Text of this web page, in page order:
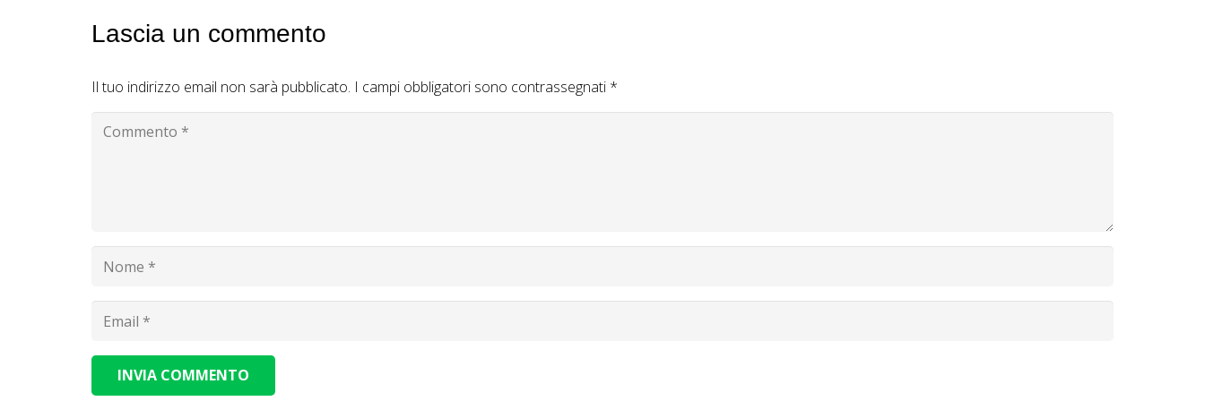
Lascia un commento
Il tuo indirizzo email non sarà pubblicato. I campi obbligatori sono contrassegnati *
INVIA COMMENTO